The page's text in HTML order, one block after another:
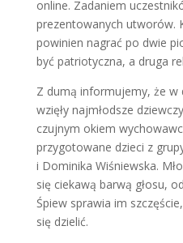
online. Zadaniem
prezentowanych utworów.
powinien nagrać po dwie
być patriotyczna, a druga
Z dumą informujemy, że w
wzięły najmłodsze
czujnym okiem
przygotowane dzieci z
i Dominika Wiśniewska.
się ciekawą barwą głosu,
Śpiew sprawia im
się dzielić.